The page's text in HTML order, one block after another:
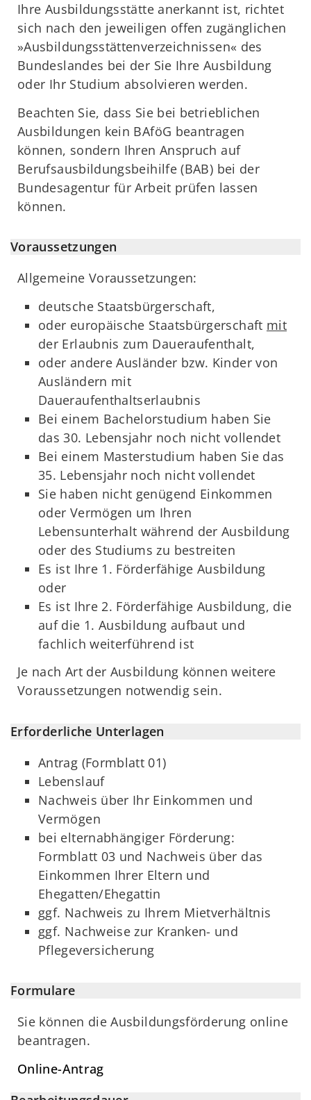
Ihre Ausbildungsstätte anerkannt ist, richtet
sich nach den jeweiligen offen zugänglichen
»Ausbildungsstättenverzeichnissen« des
Bundeslandes bei der Sie Ihre Ausbildung
oder Ihr Studium absolvieren werden.
Beachten Sie, dass Sie bei betrieblichen
Ausbildungen kein BAföG beantragen
können, sondern Ihren Anspruch auf
Berufsausbildungsbeihilfe (BAB) bei der
Bundesagentur für Arbeit prüfen lassen
können.
Voraussetzungen
Allgemeine Voraussetzungen:
deutsche Staatsbürgerschaft,
oder europäische Staatsbürgerschaft mit
der Erlaubnis zum Daueraufenthalt,
oder andere Ausländer bzw. Kinder von
Ausländern mit
Daueraufenthaltserlaubnis
Bei einem Bachelorstudium haben Sie
das 30. Lebensjahr noch nicht vollendet
Bei einem Masterstudium haben Sie das
35. Lebensjahr noch nicht vollendet
Sie haben nicht genügend Einkommen
oder Vermögen um Ihren
Lebensunterhalt während der Ausbildung
oder des Studiums zu bestreiten
Es ist Ihre 1. Förderfähige Ausbildung
oder
Es ist Ihre 2. Förderfähige Ausbildung, die
auf die 1. Ausbildung aufbaut und
fachlich weiterführend ist
Je nach Art der Ausbildung können weitere
Voraussetzungen notwendig sein.
Erforderliche Unterlagen
Antrag (Formblatt 01)
Lebenslauf
Nachweis über Ihr Einkommen und
Vermögen
bei elternabhängiger Förderung:
Formblatt 03 und Nachweis über das
Einkommen Ihrer Eltern und
Ehegatten/Ehegattin
ggf. Nachweis zu Ihrem Mietverhältnis
ggf. Nachweise zur Kranken- und
Pflegeversicherung
Formulare
Sie können die Ausbildungsförderung online
beantragen.
Online-Antrag